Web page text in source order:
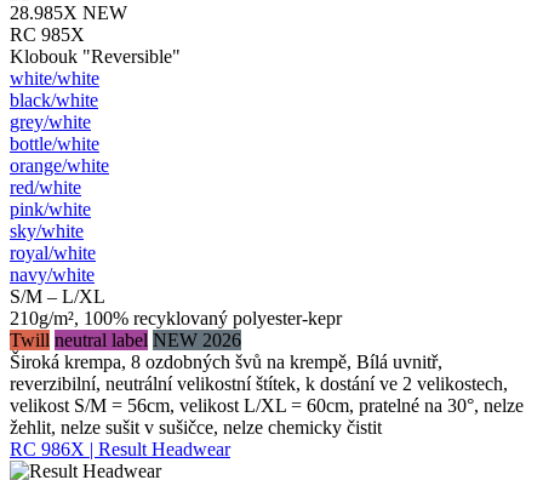
28.985X NEW
RC 985X
Klobouk "Reversible"
white/​white
black/​white
grey/​white
bottle/​white
orange/​white
red/​white
pink/​white
sky/​white
royal/​white
navy/​white
S/M – L/XL
210g/m², 100% recyklovaný polyester-kepr
Twill neutral label NEW 2026
Široká krempa, 8 ozdobných švů na krempě, Bílá uvnitř,
reverzibilní, neutrální velikostní štítek, k dostání ve 2 velikostech,
velikost S/M = 56cm, velikost L/XL = 60cm, pratelné na 30°, nelze
žehlit, nelze sušit v sušičce, nelze chemicky čistit
RC 986X | Result Headwear